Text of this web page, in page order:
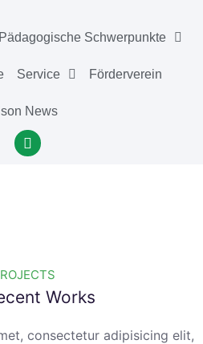
Pädagogische Schwerpunkte
Service Förderverein
News
Works
consectetur adipisicing elit,